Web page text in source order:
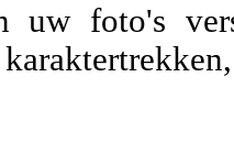
uw foto's